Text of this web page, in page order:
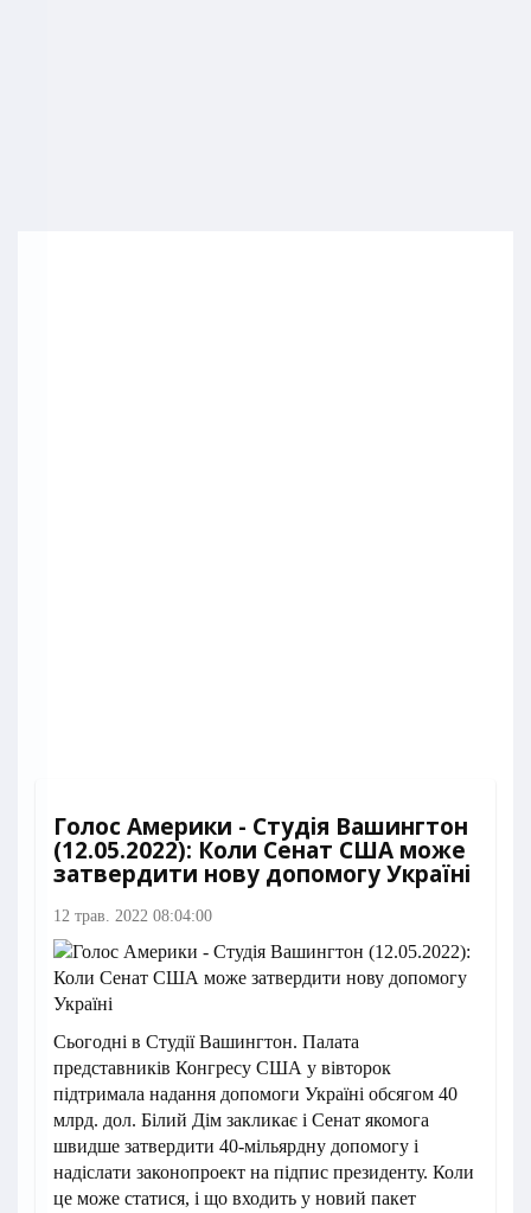
Голос Америки - Студія Вашингтон
(12.05.2022): Коли Сенат США може
затвердити нову допомогу Україні
12 трав. 2022 08:04:00
Сьогодні в Студії Вашингтон. Палата
представників Конгресу США у вівторок
підтримала надання допомоги Україні обсягом 40
млрд. дол. Білий Дім закликає і Сенат якомога
швидше затвердити 40-мільярдну допомогу і
надіслати законопроект на підпис президенту. Коли
це може статися, і що входить у новий пакет